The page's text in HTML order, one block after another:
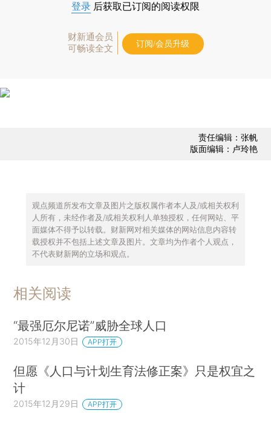
登录 后获取已订阅的阅读权限
财新通会员
可畅读全文
订阅/会员升级
责任编辑：张帆
版面编辑：卢玲艳
观点频道所发布文章及图片之版权属作者本人及/或相关权利
人所有，未经作者及/或相关权利人单独授权，任何网站、平
面媒体不得予以转载。财新网对相关媒体的网站信息内容转
载授权并不包括上述文章及图片。文章均为作者个人观点，
不代表财新网的立场和观点。
相关阅读
“最强厄尔尼诺”威胁全球人口
2015年12月30日 APP打开
但愿《人口与计划生育法修正案》只是权宜之
计
2015年12月29日 APP打开